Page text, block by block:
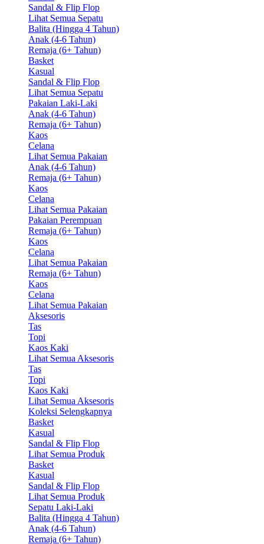
Sandal & Flip Flop
Lihat Semua Sepatu
Balita (Hingga 4 Tahun)
Anak (4-6 Tahun)
Remaja (6+ Tahun)
Basket
Kasual
Sandal & Flip Flop
Lihat Semua Sepatu
Pakaian Laki-Laki
Anak (4-6 Tahun)
Remaja (6+ Tahun)
Kaos
Celana
Lihat Semua Pakaian
Anak (4-6 Tahun)
Remaja (6+ Tahun)
Kaos
Celana
Lihat Semua Pakaian
Pakaian Perempuan
Remaja (6+ Tahun)
Kaos
Celana
Lihat Semua Pakaian
Remaja (6+ Tahun)
Kaos
Celana
Lihat Semua Pakaian
Aksesoris
Tas
Topi
Kaos Kaki
Lihat Semua Aksesoris
Tas
Topi
Kaos Kaki
Lihat Semua Aksesoris
Koleksi Selengkapnya
Basket
Kasual
Sandal & Flip Flop
Lihat Semua Produk
Basket
Kasual
Sandal & Flip Flop
Lihat Semua Produk
Sepatu Laki-Laki
Balita (Hingga 4 Tahun)
Anak (4-6 Tahun)
Remaja (6+ Tahun)